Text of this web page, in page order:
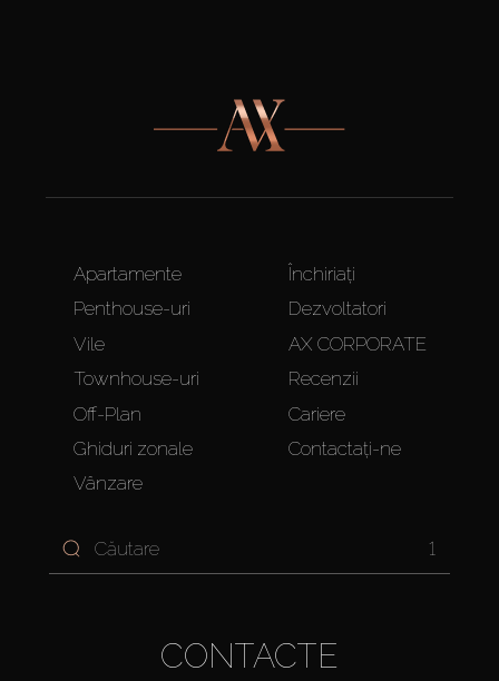
Apartamente
Penthouse-uri
Vile
Townhouse-uri
Off-Plan
Ghiduri zonale
Vânzare
Închiriați
Dezvoltatori
AX CORPORATE
Recenzii
Cariere
Contactați-ne
1
CONTACTE